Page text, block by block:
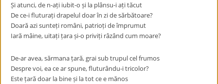
Și atunci, de n-ați iubit-o și la plânsu-i ați tăcut
De ce-i fluturați drapelul doar în zi de sărbătoare?
Doară azi sunteți români, patrioți de împrumut
Iară mâine, uitați țara și-o priviți râzând cum moare?
De-ar avea, sărmana țară, grai sub trupul cel frumos
Despre voi, ea ce ar spune, fluturându-i tricolor?
Este țară doar la bine și la tot ce e mănos